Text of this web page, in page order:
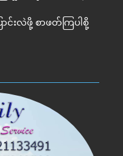
းလဲဖို့ စာဖတ်ကြပါစို့